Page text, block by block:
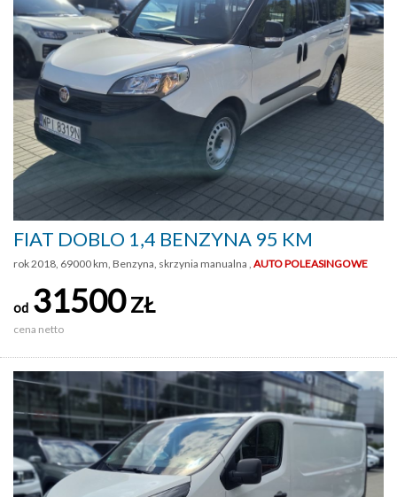
FIAT DOBLO 1,4 BENZYNA 95 KM
rok 2018, 69000 km, Benzyna, skrzynia manualna , AUTO POLEASINGOWE
od 31500ZŁ
cena netto